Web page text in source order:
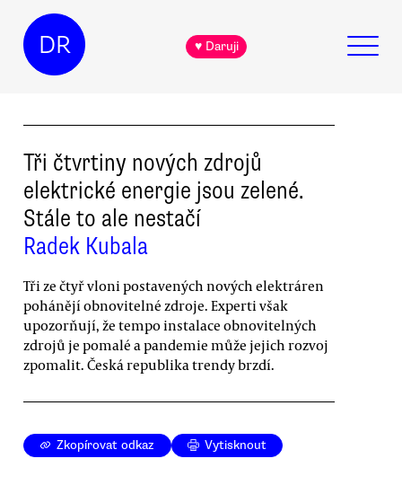
DR ♥ Daruji
Tři čtvrtiny nových zdrojů
elektrické energie jsou zelené.
Stále to ale nestačí
Radek Kubala
Tři ze čtyř vloni postavených nových elektráren
pohánějí obnovitelné zdroje. Experti však
upozorňují, že tempo instalace obnovitelných
zdrojů je pomalé a pandemie může jejich rozvoj
zpomalit. Česká republika trendy brzdí.
Zkopírovat odkaz Vytisknout